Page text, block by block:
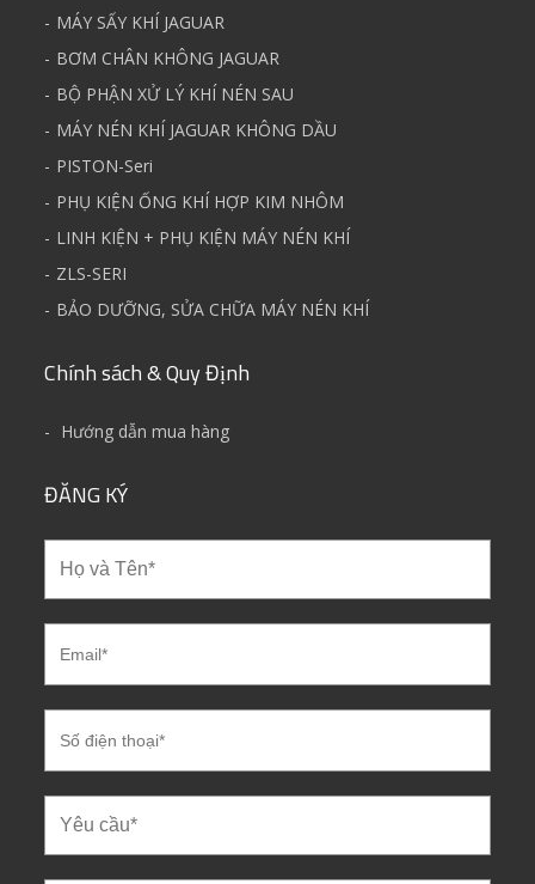
MÁY SẤY KHÍ JAGUAR
BƠM CHÂN KHÔNG JAGUAR
BỘ PHẬN XỬ LÝ KHÍ NÉN SAU
MÁY NÉN KHÍ JAGUAR KHÔNG DẦU
PISTON-Seri
PHỤ KIỆN ỐNG KHÍ HỢP KIM NHÔM
LINH KIỆN + PHỤ KIỆN MÁY NÉN KHÍ
ZLS-SERI
BẢO DƯỠNG, SỬA CHỮA MÁY NÉN KHÍ
Chính sách & Quy Định
Hướng dẫn mua hàng
ĐĂNG KÝ